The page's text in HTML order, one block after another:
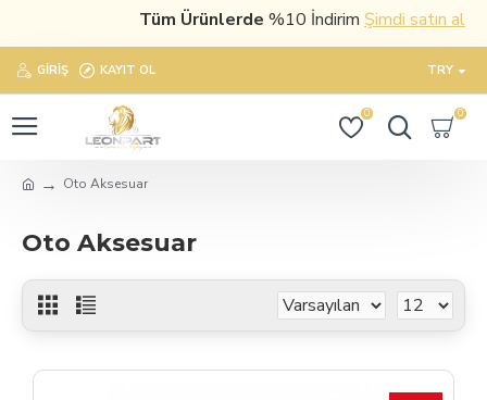
Tüm Ürünlerde %10 İndirimŞimdi satın al
GIRIŞ KAYIT OL TRY
0 0
Oto Aksesuar
Oto Aksesuar